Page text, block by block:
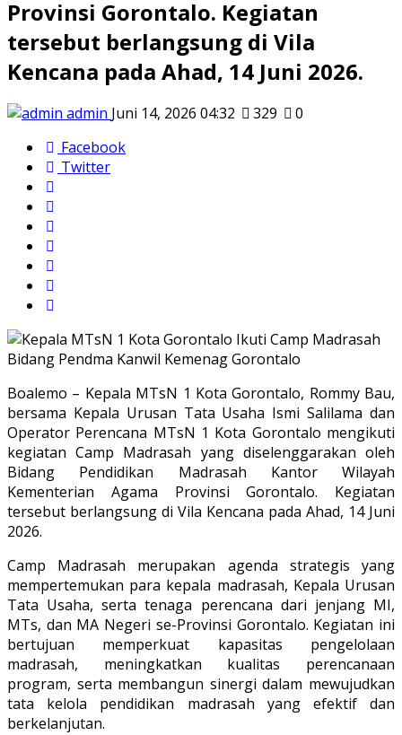
Provinsi Gorontalo. Kegiatan
tersebut berlangsung di Vila
Kencana pada Ahad, 14 Juni 2026.
admin Juni 14, 2026 04:32 329
0
Facebook
Twitter
Boalemo – Kepala MTsN 1 Kota Gorontalo, Rommy Bau,
bersama Kepala Urusan Tata Usaha Ismi Salilama dan
Operator Perencana MTsN 1 Kota Gorontalo mengikuti
kegiatan Camp Madrasah yang diselenggarakan oleh
Bidang Pendidikan Madrasah Kantor Wilayah
Kementerian Agama Provinsi Gorontalo. Kegiatan
tersebut berlangsung di Vila Kencana pada Ahad, 14 Juni
2026.
Camp Madrasah merupakan agenda strategis yang
mempertemukan para kepala madrasah, Kepala Urusan
Tata Usaha, serta tenaga perencana dari jenjang MI,
MTs, dan MA Negeri se-Provinsi Gorontalo. Kegiatan ini
bertujuan memperkuat kapasitas pengelolaan
madrasah, meningkatkan kualitas perencanaan
program, serta membangun sinergi dalam mewujudkan
tata kelola pendidikan madrasah yang efektif dan
berkelanjutan.